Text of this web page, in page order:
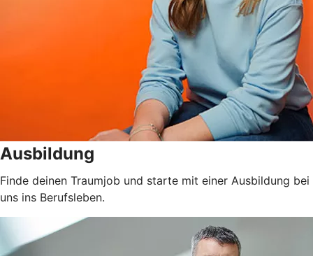
Ausbildung
Finde deinen Traumjob und starte mit einer Ausbildung bei
uns ins Berufsleben.